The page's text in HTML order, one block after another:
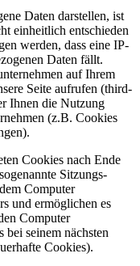
Daten darstellen, ist
einheitlich entschieden
werden, dass eine IP-
Daten fällt.
auf Ihrem
Seite aufrufen (third-
Ihnen die Nutzung
(z.B. Cookies
Cookies nach Ende
Sitzungs-
Computer
und ermöglichen es
Computer
bei seinem nächsten
Cookies).